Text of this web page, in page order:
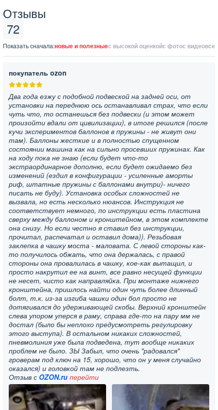
Отзывы
72
Показать сначала:новые и полезныес высокой оценкойс фотос видеовсе
покупатель ozon
Два года езжу с подобной подвеской на задней оси, от
установки на переднюю ось останавливал страх, что если
чуть что, то останешься без подвески (и этом может
произойти вдали от цивилизации), в итоге решился (после
кучи экспериментов баллонов в пружины - не живут они
там). Баллоны жесткие и в полностью спущенном
состоянии машина как на сильно просевших пружинах. Как
на ходу пока не знаю (если будет что-то
экстраординарное дополню, если будет ожидаемо без
изменений (ездил в конфигурации - усиленные аморты
риф, штатные пружины с баллонами внутри)- ничего
писать не буду). Установка особых сложностей не
вызвала, но есть несколько нюансов. Инструкция не
соответствует немного, по инструкции есть пластина
сверху между баллоном и кронштейном, в этом комплекте
она снизу. Но если честно я ставил без инструкции,
прочитал, распечатал и оставил дома)). Резьбовая
заклепка в чашку моста - маловата. С левой стороны как-
то получилось обжать, что она держалась, с правой
стороны она провалилась в чашку, кое-как вытащил, и
просто накрутил ее на винт, все равно несущей функции
не несет, чисто как направляйка. При монтаже нижнего
кронштейна, пришлось найти один чуть более длинный
болт, т.к. из-за изгиба чашки один бол просто не
дотягивался до удерживающей скобы. Верхний кронштейн
слева упором уперся в раму, справа где-то на пару мм не
достал (было бы неплохо предусмотреть регулировку
этого выступа). В остальном никаких сложностей,
пневмолиния уже была подведена, тут вообще никаких
проблем не было. ЗЫ Забыл, что очень "радовался"
гроверам под ключ на 15, хорошо, что он у меня случайно
оказался) и головкой там не подлезть.
Отзыв с OZON.ru перейти